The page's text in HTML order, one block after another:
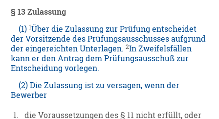
§ 13 Zulassung
(1)1Über die Zulassung zur Prüfung entscheidet
der Vorsitzende des Prüfungsausschusses aufgrund
der eingereichten Unterlagen.2In Zweifelsfällen
kann er den Antrag dem Prüfungsausschuß zur
Entscheidung vorlegen.
(2) Die Zulassung ist zu versagen, wenn der
Bewerber
1.
die Voraussetzungen des § 11 nicht erfüllt, oder